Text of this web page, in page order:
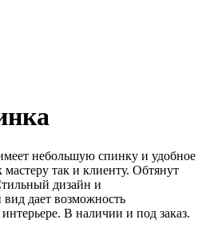
небольшую спинку и удобное
так и клиенту. Обтянут
дизайн и
дает возможность
В наличии и под заказ.